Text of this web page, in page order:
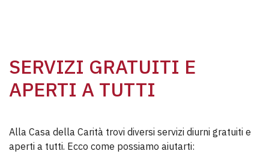
SERVIZI GRATUITI E
APERTI A TUTTI
Alla Casa della Carità trovi diversi servizi diurni gratuiti e
aperti a tutti. Ecco come possiamo aiutarti: